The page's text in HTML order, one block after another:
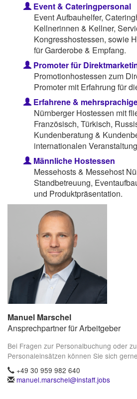
Event & Cateringpersonal
Event Aufbauhelfer,
Kellnerinnen & Kellner,
Kongresshostessen, sowie
für Garderobe & Empfang.
Promoter für
Promotionhostessen zum
Promoter mit Erfahrung für
Erfahrene &
Nürnberger Hostessen mit
Französisch, Türkisch,
Kundenberatung &
internationalen
Männliche Hostessen
Messehosts & Messehost
Standbetreuung,
und Produktpräsentation.
Manuel Marschel
Ansprechpartner für Arbeitgeber
Bei Fragen zur Personalbuchung oder
Personaleinsätzen können Sie sich
+49 30 959 982 640
manuel.marschel@instaff.jobs